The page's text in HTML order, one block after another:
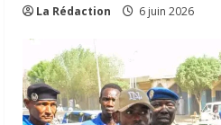
La Rédaction 6 juin 2026